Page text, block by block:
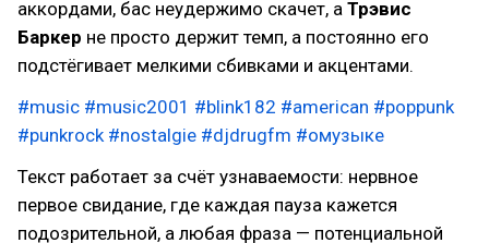
аккордами, бас неудержимо скачет, а Трэвис
Баркер не просто держит темп, а постоянно его
подстёгивает мелкими сбивками и акцентами.
#music #music2001 #blink182 #american #poppunk
#punkrock #nostalgie #djdrugfm #омузыке
Текст работает за счёт узнаваемости: нервное
первое свидание, где каждая пауза кажется
подозрительной, а любая фраза — потенциальной